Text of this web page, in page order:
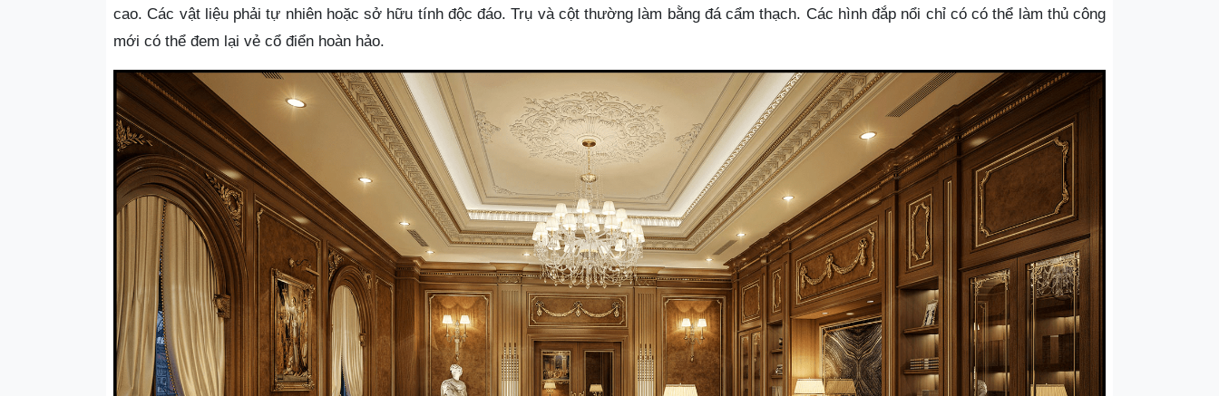
cao. Các vật liệu phải tự nhiên hoặc sở hữu tính độc đáo. Trụ và cột thường làm bằng đá cẩm thạch. Các hình đắp nổi chỉ có có thể làm thủ công
mới có thể đem lại vẻ cổ điển hoàn hảo.